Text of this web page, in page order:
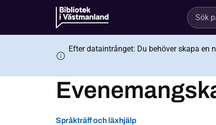
Efter dataintrånget: Du behöver skapa
Språkträff och läxhjälp